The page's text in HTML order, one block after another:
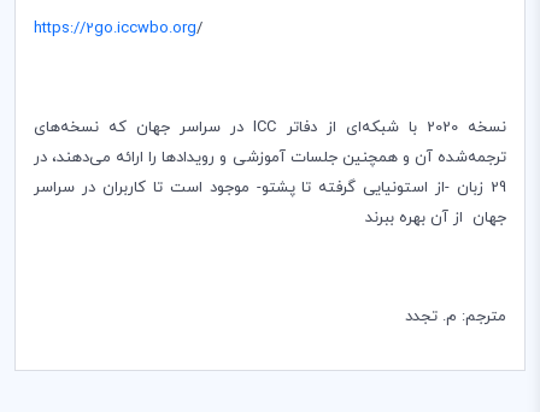
https://2go.iccwbo.org/
نسخه 2020 با شبکه‌ای از دفاتر ICCدر سراسر جهان که نسخه‌های
ترجمه‌شده آن و همچنین جلسات آموزشی و رویدادها را ارائه می‌دهند، در
29 زبان -از استونیایی گرفته تا پشتو- موجود است تا کاربران در سراسر
جهان از آن بهره ببرند
مترجم: م. تجدد